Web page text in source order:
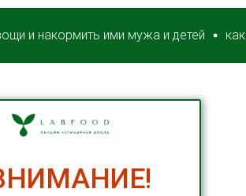
{DATAF2}
ими мужа и детей как